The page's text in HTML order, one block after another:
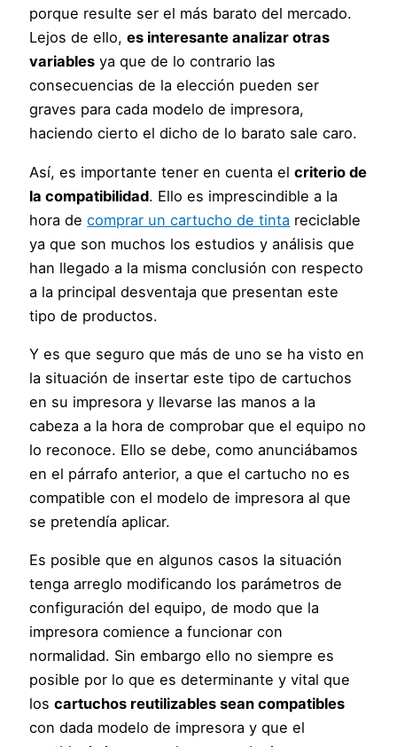
porque resulte ser el más barato del mercado.
Lejos de ello,es interesante analizar otras
variables ya que de lo contrario las
consecuencias de la elección pueden ser
graves para cada modelo de impresora,
haciendo cierto el dicho de lo barato sale caro.
Así, es importante tener en cuenta elcriterio de
la compatibilidad. Ello es imprescindible a la
hora decomprar un cartucho de tinta reciclable
ya que son muchos los estudios y análisis que
han llegado a la misma conclusión con respecto
a la principal desventaja que presentan este
tipo de productos.
Y es que seguro que más de uno se ha visto en
la situación de insertar este tipo de cartuchos
en su impresora y llevarse las manos a la
cabeza a la hora de comprobar que el equipo no
lo reconoce. Ello se debe, como anunciábamos
en el párrafo anterior, a que el cartucho no es
compatible con el modelo de impresora al que
se pretendía aplicar.
Es posible que en algunos casos la situación
tenga arreglo modificando los parámetros de
configuración del equipo, de modo que la
impresora comience a funcionar con
normalidad. Sin embargo ello no siempre es
posible por lo que es determinante y vital que
loscartuchos reutilizables sean compatibles
con dada modelo de impresora y que el